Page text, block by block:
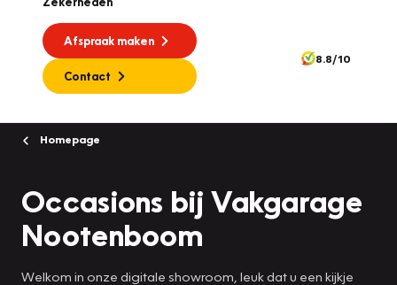
Afspraak maken
Contact
8.8/10
Homepage
Occasions bij Vakgarage
Nootenboom
Welkom in onze digitale showroom, leuk dat u een kijkje